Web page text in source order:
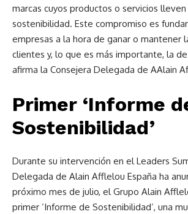
marcas cuyos productos o servicios
sostenibilidad. Este compromiso es
empresas a la hora de ganar o mantener
clientes y, lo que es más importante, la
afirma la Consejera Delegada de AAlain
Primer ‘Informe
Sostenibilidad’
Durante su intervención en el Leaders
Delegada de Alain Afflelou España ha
próximo mes de julio, el Grupo Alain
primer ‘Informe de Sostenibilidad’, una